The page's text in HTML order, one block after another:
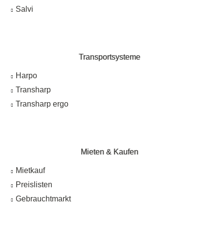
Salvi
Transportsysteme
Harpo
Transharp
Transharp ergo
Mieten & Kaufen
Mietkauf
Preislisten
Gebrauchtmarkt